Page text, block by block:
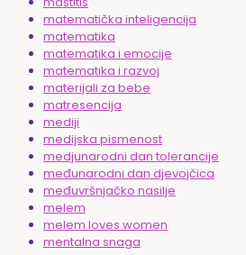
matematička inteligencija
matematika
matematika i emocije
matematika i razvoj
materijali za bebe
matresencija
mediji
medijska pismenost
medjunarodni dan tolerancije
međunarodni dan djevojčica
međuvršnjačko nasilje
melem
melem loves women
mentalna snaga